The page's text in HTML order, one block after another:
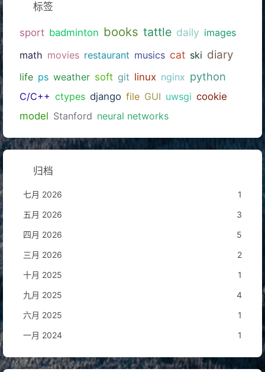
标签
sport badminton books tattle daily images
math movies restaurant musics cat ski diary
life ps weather soft git linux nginx python
C/C++ ctypes django file GUI uwsgi cookie
model Stanford neural networks
归档
七月 2026
1
五月 2026
3
四月 2026
5
三月 2026
2
十月 2025
1
九月 2025
4
六月 2025
1
一月 2024
1